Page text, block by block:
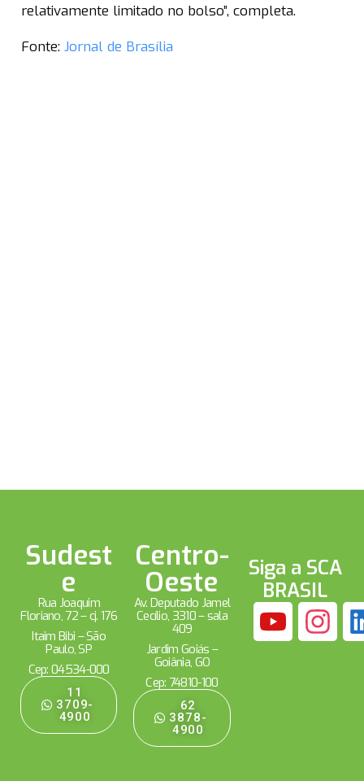
relativamente limitado no bolso”, completa.
Fonte: Jornal de Brasília
Sudest
e
Rua Joaquim
Floriano, 72 – cj. 176
Itaim Bibi – São
Paulo, SP
Cep: 04534-000
11
3709-
4900
Centro-
Oeste
Av. Deputado Jamel
Cecílio, 3310 – sala
409
Jardim Goiás –
Goiânia, GO
Cep: 74810-100
62
3878-
4900
Siga a SCA
BRASIL